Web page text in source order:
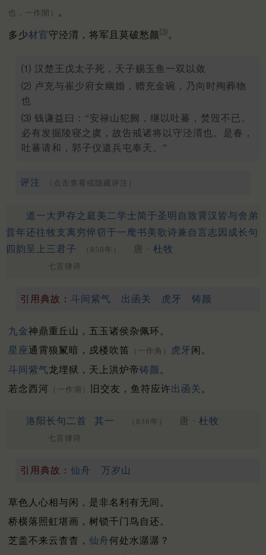
也，一作閒） 。
多少材官守泾渭，将军且莫破愁颜⑶ 。
⑴ 汉楚王戊太子死，天子赐玉鱼一双以敛
⑵ 卢充与崔少府女幽婚，赠充金碗，乃向时殉葬物
也
⑶ 钱谦益曰：“安禄山犯阙，继以吐蕃，焚毁不已。
必有发掘陵寝之虞，故告戒诸将以守泾渭也。是春，
吐蕃请和，郭子仪遣兵屯奉天。”
评注 （点击查看或隐藏评注）
道一大尹存之庭美二学士简于圣明自致霄汉皆与舍弟
昔年还往牧支离穷悴窃于一麾书美歌诗兼自言志因成长句
四韵呈上三君子
（850年） 唐 · 杜牧
七言律诗
引用典故： 斗间紫气 出函关 虎牙 铸颜
九金神鼎重丘山，五玉诸侯杂佩环。
星座通霄狼鬣暗，戍楼吹笛 （一作角） 虎牙闲。
斗间紫气龙埋狱，天上洪炉帝铸颜 。
若念西河
（一作湖） 旧交友，鱼符应许出函关 。
洛阳长句二首 其一 （836年） 唐 · 杜牧
七言律诗
引用典故： 仙舟 万岁山
草色人心相与闲，是非名利有无间。
桥横落照虹堪画，树锁千门鸟自还。
芝盖不来云杳杳， 仙舟何处水潺潺？